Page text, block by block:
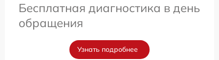
Бесплатная диагностика в день
обращения
Узнать подробнее